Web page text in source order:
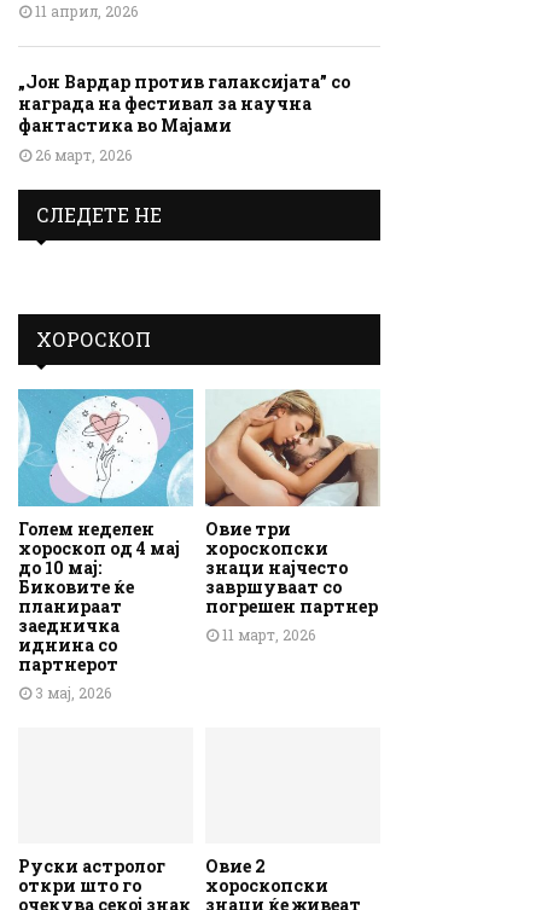
11 април, 2026
„Јон Вардар против галаксијата” со
награда на фестивал за научна
фантастика во Мајами
26 март, 2026
СЛЕДЕТЕ НЕ
ХОРОСКОП
Голем неделен
хороскоп од 4 мај
до 10 мај:
Биковите ќе
планираат
заедничка
иднина со
партнерот
3 мај, 2026
Овие три
хороскопски
знаци најчесто
завршуваат со
погрешен партнер
11 март, 2026
Руски астролог
откри што го
очекува секој знак
Овие 2
хороскопски
знаци ќе живеат